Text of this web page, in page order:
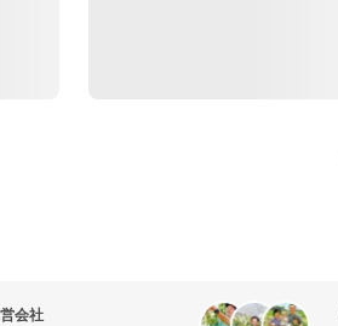
会社